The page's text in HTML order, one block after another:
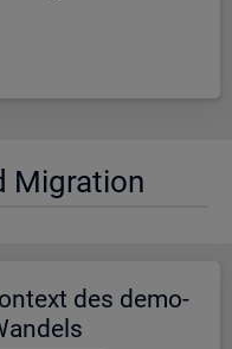
Mi­gra­ti­on
des de­mo­